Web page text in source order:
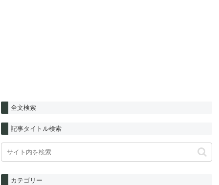
全文検索
記事タイトル検索
カテゴリー